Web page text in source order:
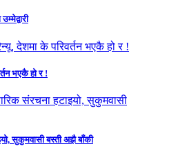
भएकै हो र !
सुकुमवासी बस्ती अझै बाँकी